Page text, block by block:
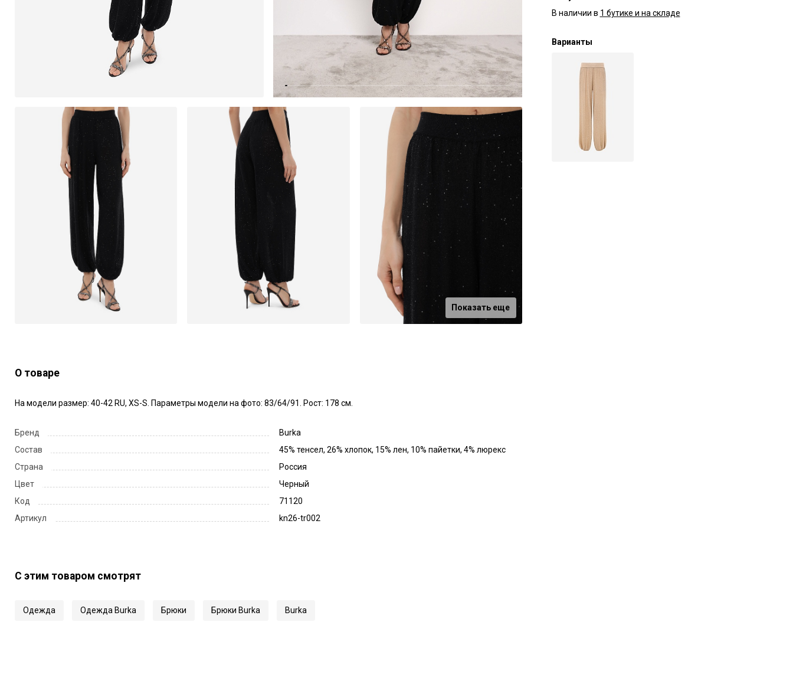
Показать еще
В наличии в 1 бутике и на складе
Варианты
О товаре
На модели размер: 40-42 RU, XS-S. Параметры модели на фото: 83/64/91. Рост: 178 см.
Бренд
Burka
Состав
45% тенсел, 26% хлопок, 15% лен, 10% пайетки, 4% люрекс
Страна
Россия
Цвет
Черный
Код
71120
Артикул
kn26-tr002
С этим товаром смотрят
Одежда Одежда Burka Брюки Брюки Burka Burka